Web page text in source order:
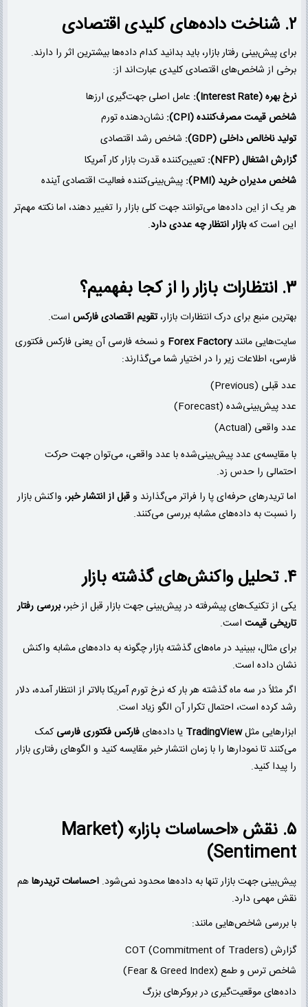
۲. شناخت داده‌های کلیدی اقتصادی
برای پیش‌بینی رفتار بازار، باید بدانید کدام داده‌ها بیشترین اثر را دارند.
برخی از شاخص‌های اقتصادی کلیدی عبارت‌اند از:
نرخ بهره (Interest Rate):
عامل اصلی جهت‌گیری ارزها
شاخص قیمت مصرف‌کننده (CPI):
نشان‌دهنده تورم
تولید ناخالص داخلی (GDP):
شاخص رشد اقتصادی
گزارش اشتغال (NFP):
تعیین‌کننده قدرت بازار کار آمریکا
شاخص مدیران خرید (PMI):
پیش‌بینی‌کننده فعالیت اقتصادی آینده
هر یک از این داده‌ها می‌توانند جهت کلی بازار را تغییر دهند، اما نکته مهم‌تر
این است کهبازار انتظار چه عددی دارد.
۳. انتظارات بازار را از کجا بفهمیم؟
بهترین منبع برای درک انتظارات بازار،تقویم اقتصادی فارکس است.
سایت‌هایی مانندForex Factory و نسخه فارسی آن یعنی فارکس فکتوری
فارسی، اطلاعات زیر را در اختیار شما می‌گذارند:
عدد قبلی (Previous)
عدد پیش‌بینی‌شده (Forecast)
عدد واقعی (Actual)
با مقایسه‌ی عدد پیش‌بینی‌شده با عدد واقعی، می‌توان جهت حرکت
احتمالی را حدس زد.
اما تریدرهای حرفه‌ای پا را فراتر می‌گذارند وقبل از انتشار خبر، واکنش بازار
را نسبت به داده‌های مشابه بررسی می‌کنند.
۴. تحلیل واکنش‌های گذشته بازار
یکی از تکنیک‌های پیشرفته در پیش‌بینی جهت بازار قبل از خبر،بررسی رفتار
تاریخی قیمت است.
برای مثال، ببینید در ماه‌های گذشته بازار چگونه به داده‌های مشابه واکنش
نشان داده است.
اگر مثلاً در سه ماه گذشته هر بار که نرخ تورم آمریکا بالاتر از انتظار آمده، دلار
رشد کرده است، احتمال تکرار آن الگو زیاد است.
ابزارهایی مثلTradingView یا داده‌هایفارکس فکتوری فارسی کمک
می‌کنند تا نمودارها را با زمان انتشار خبر مقایسه کنید و الگوهای رفتاری بازار
را پیدا کنید.
۵. نقش «احساسات بازار» (Market
Sentiment)
پیش‌بینی جهت بازار تنها به داده‌ها محدود نمی‌شود.احساسات تریدرهاهم
نقش مهمی دارد.
با بررسی شاخص‌هایی مانند:
گزارش COT (Commitment of Traders)
شاخص ترس و طمع (Fear & Greed Index)
داده‌های موقعیت‌گیری در بروکرهای بزرگ